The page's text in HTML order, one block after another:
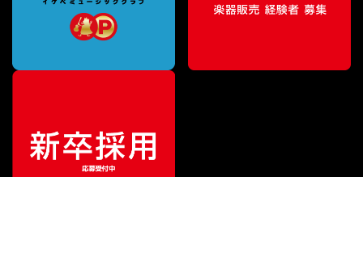
販売価格 299,200（税込）
¥249,000（税込）